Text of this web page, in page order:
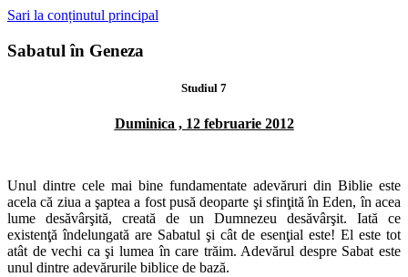
Sari la conținutul principal
Sabatul în Geneza
Studiul 7
Duminica , 12 februarie 2012
Unul dintre cele mai bine fundamentate adevăruri din Biblie este
acela că ziua a şaptea a fost pusă deoparte şi sfinţită în Eden, în acea
lume desăvârşită, creată de un Dumnezeu desăvârşit. Iată ce
existenţă îndelungată are Sabatul şi cât de esenţial este! El este tot
atât de vechi ca şi lumea în care trăim. Adevărul despre Sabat este
unul dintre adevărurile biblice de bază.